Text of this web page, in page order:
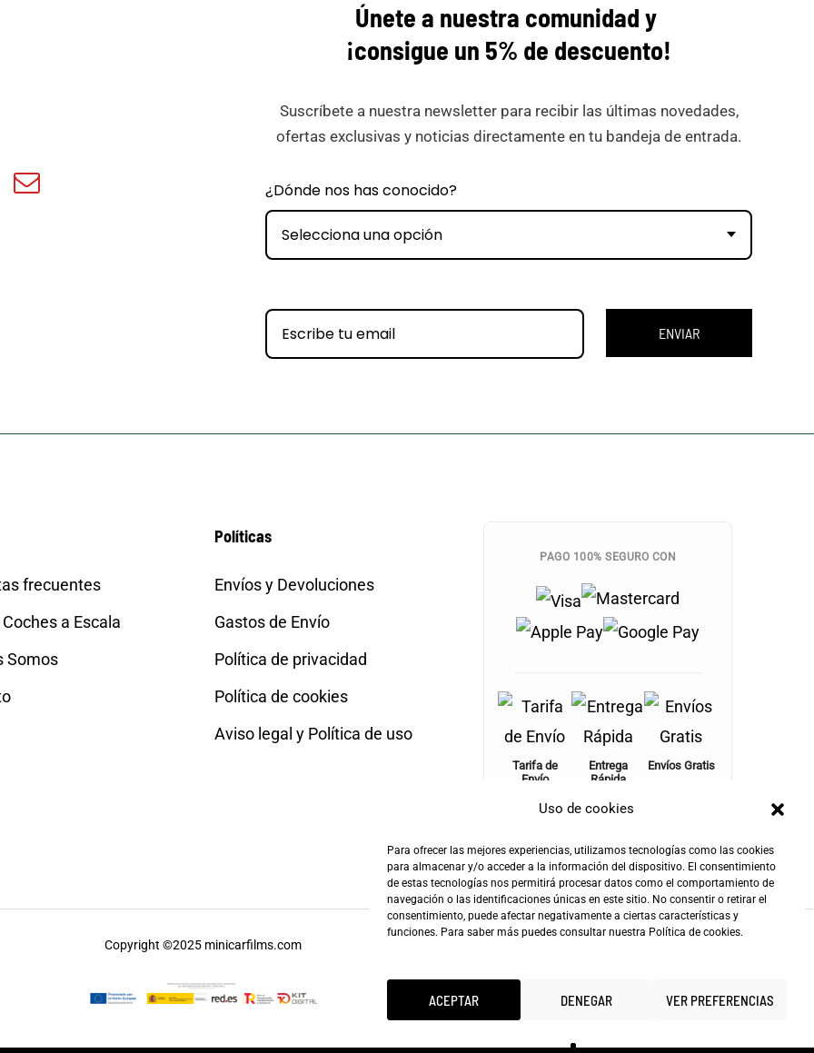
Uso de cookies
Para ofrecer las mejores experiencias, utilizamos tecnologías como las cookies
para almacenar y/o acceder a la información del dispositivo. El consentimiento
de estas tecnologías nos permitirá procesar datos como el comportamiento de
navegación o las identificaciones únicas en este sitio. No consentir o retirar el
consentimiento, puede afectar negativamente a ciertas características y
funciones. Para saber más puedes consultar nuestra Política de cookies.
ACEPTAR DENEGAR VER PREFERENCIAS
Minicar
Únete a nuestra comunidad y
¡consigue un 5% de descuento!
Suscríbete a nuestra newsletter para recibir las últimas novedades,
ofertas exclusivas y noticias directamente en tu bandeja de entrada.
¿Dónde nos has conocido?
Selecciona una opción
ENVIAR
frecuentes
a Escala
Somos
Políticas
Envíos y Devoluciones
Gastos de Envío
Política de privacidad
Política de cookies
Aviso legal y Política de uso
PAGO 100% SEGURO CON
Tarifa de
Envío
4,90€
Entrega
Rápida
24-72h
Envíos Gratis
Copyright ©2025 minicarfilms.com